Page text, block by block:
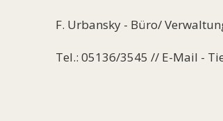
F. Urbansky - Büro/
Tel.: 05136/3545 // E-Mail -